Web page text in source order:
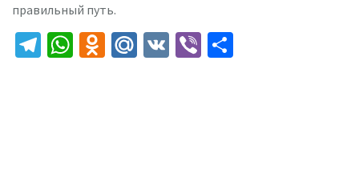
правильный путь.
Telegram
WhatsApp
Odnoklassniki
Mail.Ru
VK Viber